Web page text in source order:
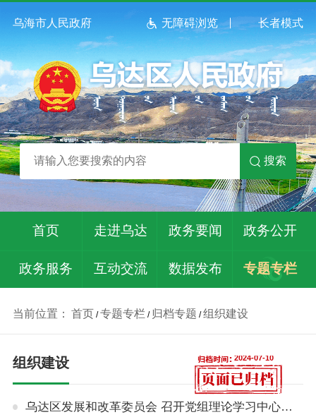
乌海市人民政府 无障碍浏览 长者模式
搜索
首页 走进乌达 政务要闻 政务公开
政务服务 互动交流 数据发布 专题专栏
当前位置： 首页 /专题专栏 / 归档专题 /组织建设
组织建设 2024-07-10
乌达区发展和改革委员会 召开党组理论学习中心组（扩大）学习会议